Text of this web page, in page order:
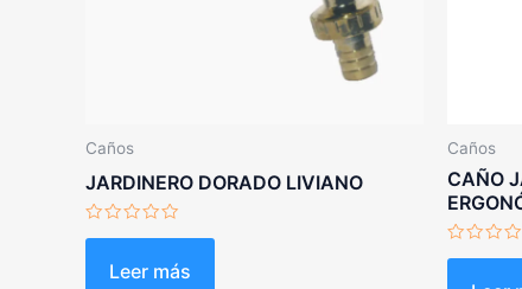
Caños
JARDINERO DORADO LIVIANO
Valorado
Leer más
Caños
CAÑO